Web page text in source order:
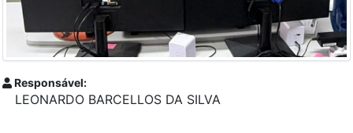
Responsável:
LEONARDO BARCELLOS DA SILVA